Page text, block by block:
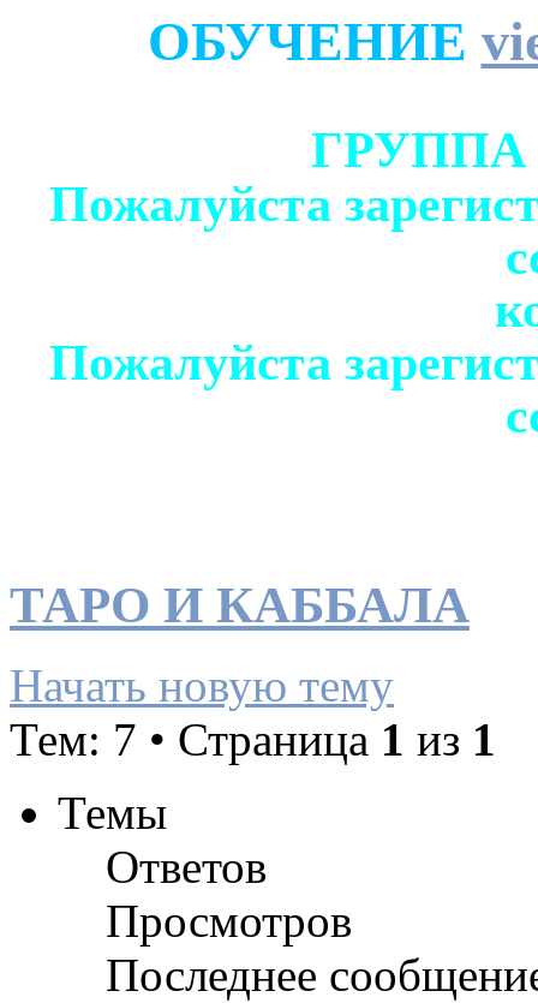
ОБУЧЕНИЕ
Пожалуйста
Пожалуйста
ТАРО И КАББАЛА
Начать новую тему
Тем: 7 • Страница 1 из 1
Темы
Ответов
Просмотров
Последнее